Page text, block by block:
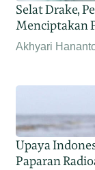
Selat Drake,
Menciptakan
Akhyari
Upaya
Paparan